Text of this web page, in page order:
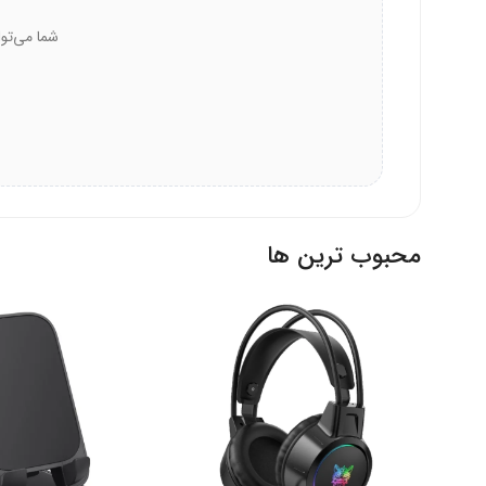
سرمایه‌گذاری شما برای سال‌ها ارزشمند
قابلیت چرخش ۳۶۰ درجه صفحه نمایش
دسترس است. باسئوس انعطاف‌پذیری را به شما می‌دهد.
تنظیم آزادانه:زاویه دید خود را بر اساس وضعیت
مناسب برای مسیریابی:
در حالت افقی نقشه‌های
تماشای ویدئو:در صورت توقف، از محتوای تصویری
دسترسی راحت:
دکمه‌های گوشی در هر موقعیتی
محبوب ترین ها